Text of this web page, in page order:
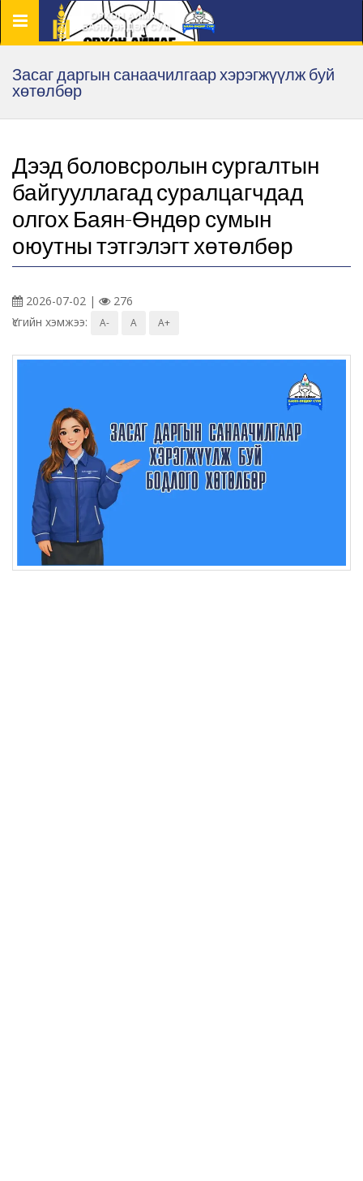
Цэс
Засаг даргын санаачилгаар хэрэгжүүлж буй
хөтөлбөр
Дээд боловсролын сургалтын
байгууллагад суралцагчдад
олгох Баян-Өндөр сумын
оюутны тэтгэлэгт хөтөлбөр
2026-07-02 |
276
Үсгийн хэмжээ:
A- A A+